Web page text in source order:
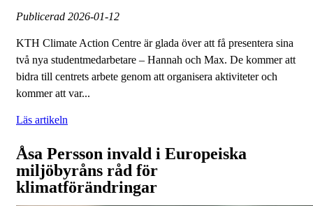
Publicerad 2026-01-12
KTH Climate Action Centre är glada över att få presentera sina
två nya studentmedarbetare – Hannah och Max. De kommer att
bidra till centrets arbete genom att organisera aktiviteter och
kommer att var...
Läs artikeln
Åsa Persson invald i Europeiska
miljöbyråns råd för
klimatförändringar